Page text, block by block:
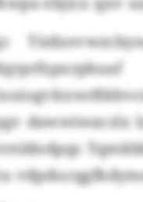
dawwiwacslx